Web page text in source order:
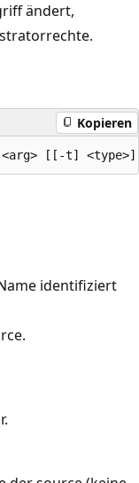
ändert,
Kopieren
identifiziert